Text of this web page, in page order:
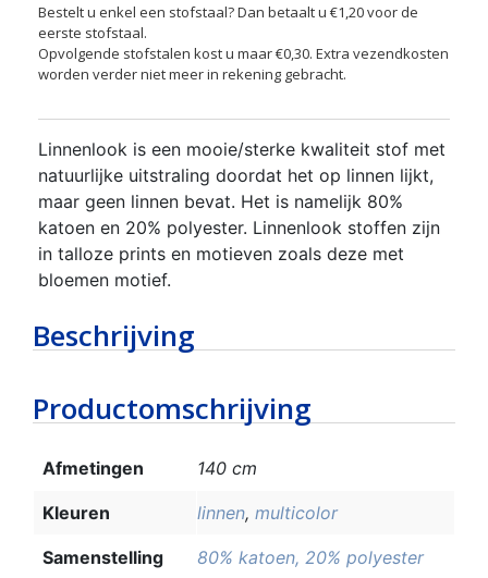
Bestelt u enkel een stofstaal? Dan betaalt u €1,20 voor de
eerste stofstaal.
Opvolgende stofstalen kost u maar €0,30. Extra vezendkosten
worden verder niet meer in rekening gebracht.
Linnenlook is een mooie/sterke kwaliteit stof met
natuurlijke uitstraling doordat het op linnen lijkt,
maar geen linnen bevat. Het is namelijk 80%
katoen en 20% polyester. Linnenlook stoffen zijn
in talloze prints en motieven zoals deze met
bloemen motief.
Beschrijving
Productomschrijving
Afmetingen 140 cm
Kleuren linnen, multicolor
Samenstelling 80% katoen, 20% polyester